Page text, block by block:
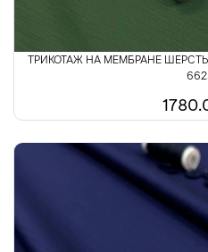
ТРИКОТАЖ НА МЕМБРАНЕ